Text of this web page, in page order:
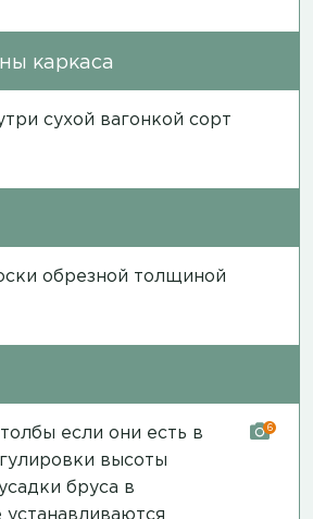
каркаса
сухой вагонкой сорт
обрезной толщиной
если они есть в
высоты
бруса в
6